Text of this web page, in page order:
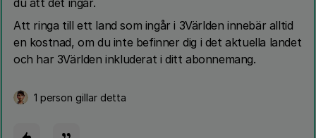
du att det ingår.
Att ringa till ett land som ingår i 3Världen innebär alltid
en kostnad, om du inte befinner dig i det aktuella landet
och har 3Världen inkluderat i ditt abonnemang.
1 person gillar detta